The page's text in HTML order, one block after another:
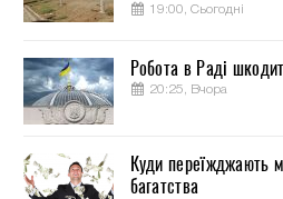
19:00, Сьогодні
Робота в Раді
20:25, Вчора
Куди переїжджають
багатства